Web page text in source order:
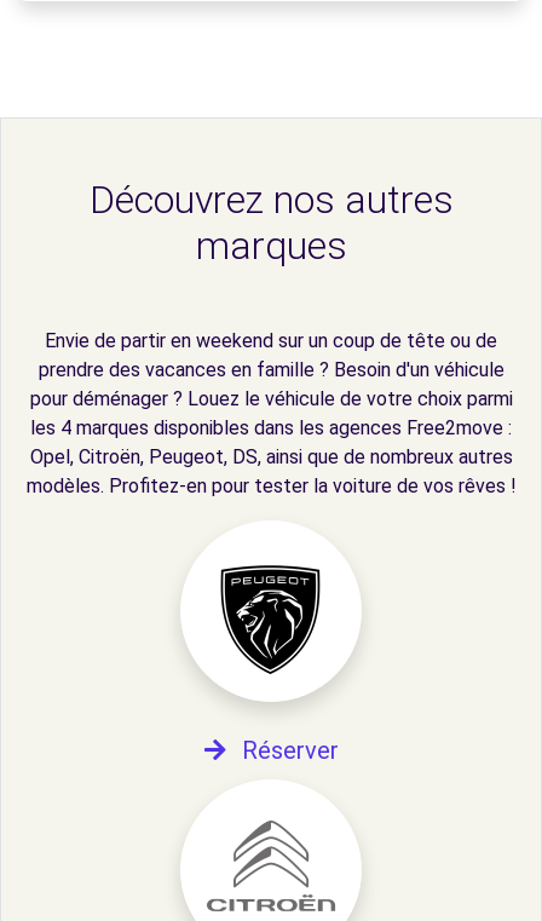
Découvrez nos autres
marques
Envie de partir en weekend sur un coup de tête ou de
prendre des vacances en famille ? Besoin d'un véhicule
pour déménager ? Louez le véhicule de votre choix parmi
les 4 marques disponibles dans les agences Free2move :
Opel, Citroën, Peugeot, DS, ainsi que de nombreux autres
modèles. Profitez-en pour tester la voiture de vos rêves !
Réserver